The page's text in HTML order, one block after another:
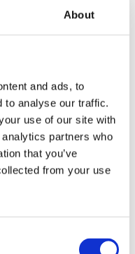
About
and ads, to
to analyse our traffic.
use of our site with
partners who
that you’ve
from your use